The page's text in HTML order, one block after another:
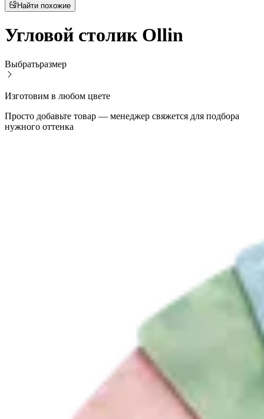
Найти похожие
Угловой столик Ollin
Выбратьразмер
Изготовим в любом цвете
Просто добавьте товар — менеджер свяжется для подбора
нужного оттенка